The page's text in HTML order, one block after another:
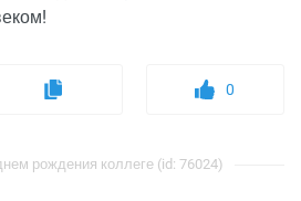
0
рождения коллеге (id: 76024)